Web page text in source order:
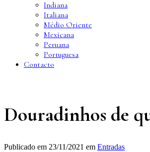
Indiana
Italiana
Médio Oriente
Mexicana
Peruana
Portuguesa
Contacto
Douradinhos de
Publicado em 23/11/2021 em Entradas